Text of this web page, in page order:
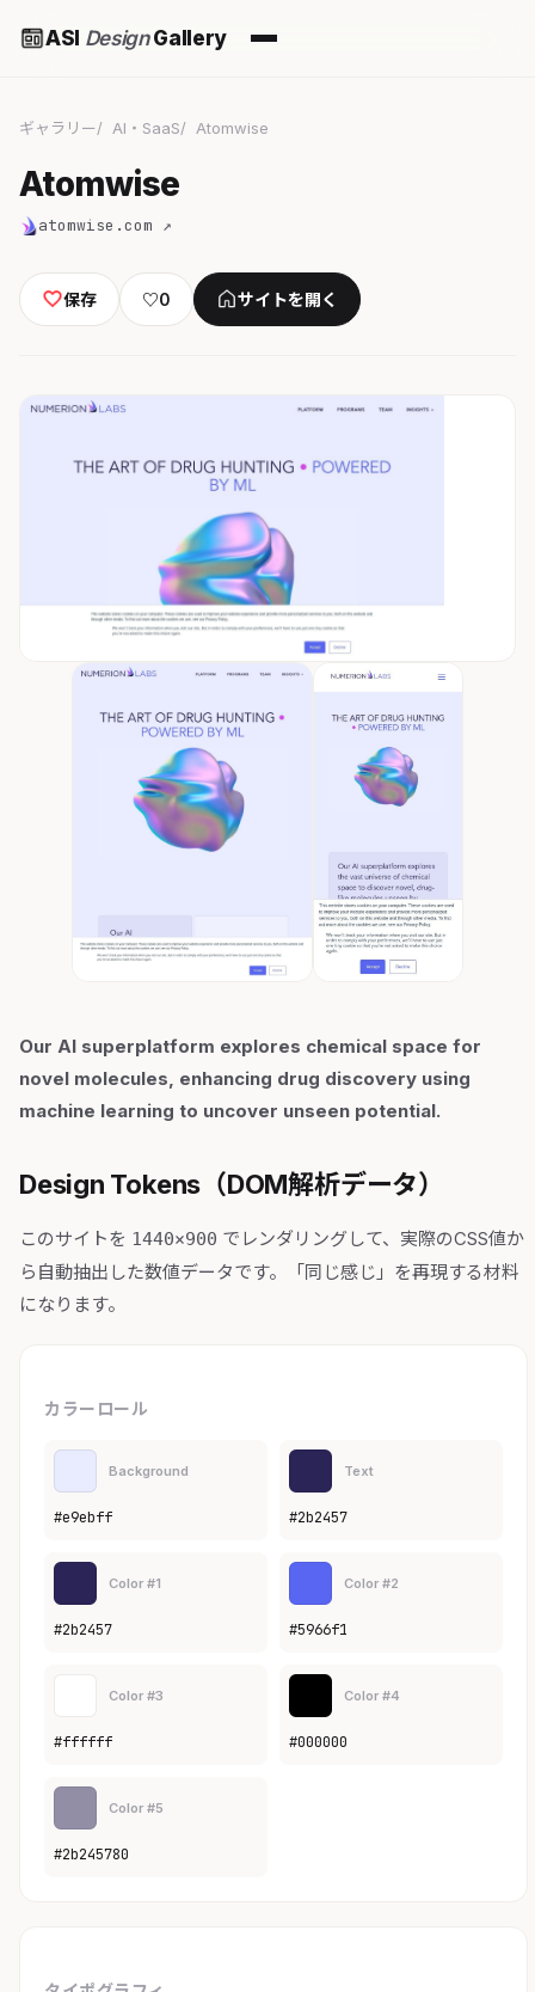
ASI DesignGallery
ギャラリー AI・SaaS Atomwise
Atomwise
atomwise.com ↗
保存 ♡0 サイトを開く
Our AI superplatform explores chemical space for
novel molecules, enhancing drug discovery using
machine learning to uncover unseen potential.
Design Tokens（DOM解析データ）
このサイトを 1440×900 でレンダリングして、実際のCSS値か
ら自動抽出した数値データです。「同じ感じ」を再現する材料
になります。
カラーロール
Background
#e9ebff
Text
#2b2457
Color #1
#2b2457
Color #2
#5966f1
Color #3
#ffffff
Color #4
#000000
Color #5
#2b245780